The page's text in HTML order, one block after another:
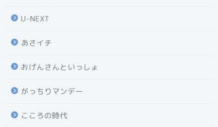
U-NEXT
あさイチ
おげんさんといっしょ
がっちりマンデー
こころの時代